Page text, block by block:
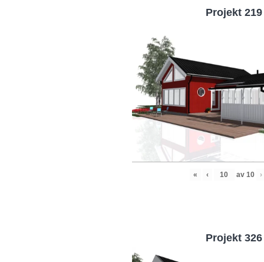
Projekt 219
« ‹ av 10 ›
Projekt 326